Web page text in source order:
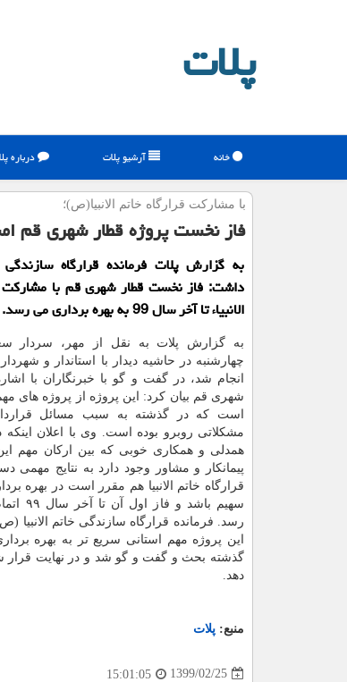
پلات
خانه آرشیو پلات درباره
با مشاركت قرارگاه خاتم الانبیا(ص)؛
فاز نخست پروژه قطار شهری قم
به گزارش پلات فرمانده قرارگاه سازندگی
داشت: فاز نخست قطار شهری قم با مشاركت
الانبیاء تا آخر سال 99 به بهره برداری می رسد.
به گزارش پلات به نقل از مهر، سردار
چهارشنبه در حاشیه دیدار با استاندار و
انجام شد، در گفت و گو با خبرنگاران با
شهری قم بیان کرد: این پروژه از پروژه های
است که در گذشته به سبب مسائل
مشکلاتی روبرو بوده است. وی با اعلان
همدلی و همکاری خوبی که بین ارکان مهم
پیمانکار و مشاور وجود دارد به نتایج مهمی
قرارگاه خاتم الانبیا هم مقرر است در بهره
سهیم
رسد. فرمانده قرارگاه سازندگی خاتم الانبیا
این پروژه مهم استانی سریع تر به بهره
گذشته بحث و گفت و گو شد و در نهایت قرار
دهد.
منبع: پلات
1399/02/25
15:01:05